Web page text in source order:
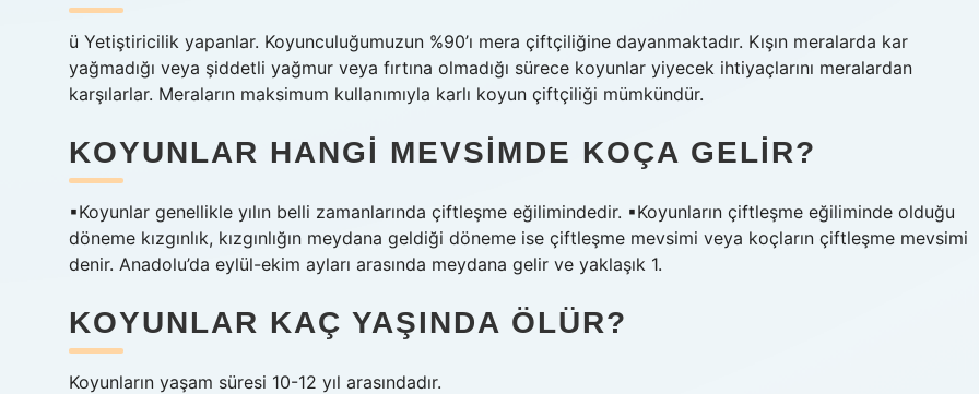
ü Yetiştiricilik yapanlar. Koyunculuğumuzun %90’ı mera çiftçiliğine dayanmaktadır. Kışın meralarda kar
yağmadığı veya şiddetli yağmur veya fırtına olmadığı sürece koyunlar yiyecek ihtiyaçlarını meralardan
karşılarlar. Meraların maksimum kullanımıyla karlı koyun çiftçiliği mümkündür.
KOYUNLAR HANGI MEVSIMDE KOÇA GELIR?
▪Koyunlar genellikle yılın belli zamanlarında çiftleşme eğilimindedir. ▪Koyunların çiftleşme eğiliminde olduğu
döneme kızgınlık, kızgınlığın meydana geldiği döneme ise çiftleşme mevsimi veya koçların çiftleşme mevsimi
denir. Anadolu’da eylül-ekim ayları arasında meydana gelir ve yaklaşık 1.
KOYUNLAR KAÇ YAŞINDA ÖLÜR?
Koyunların yaşam süresi 10-12 yıl arasındadır.